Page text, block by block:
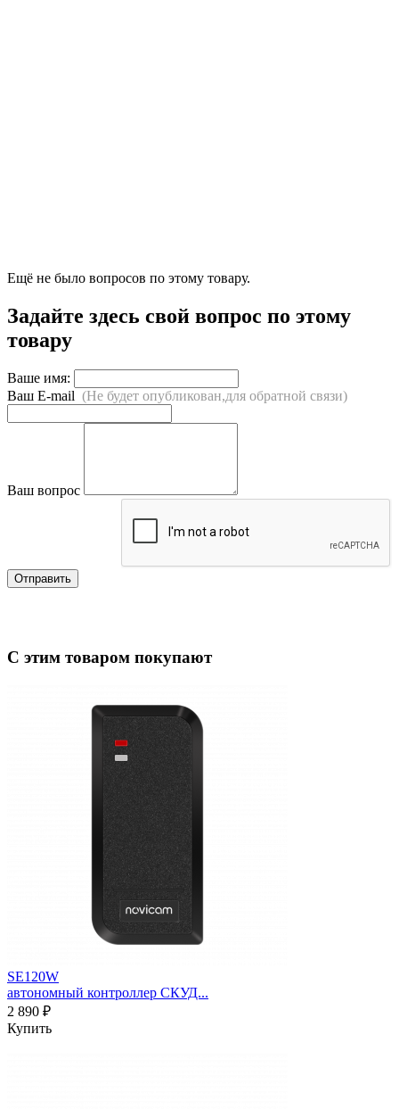
Ещё не было вопросов по этому товару.
Задайте здесь свой вопрос по этому
товару
Ваше имя:
Ваш E-mail (Не будет опубликован,для обратной связи)
Ваш вопрос
Отправить
С этим товаром покупают
SE120W
автономный контроллер СКУД...
2 890 ₽
Купить